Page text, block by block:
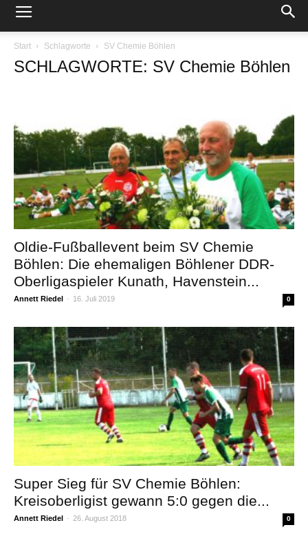
Start Schlagworte SV Chemie Böhlen
SCHLAGWORTE: SV Chemie Böhlen
Oldie-Fußballevent beim SV Chemie
Böhlen: Die ehemaligen Böhlener DDR-
Oberligaspieler Kunath, Havenstein...
Annett Riedel - 16. Juli 2019 0
Super Sieg für SV Chemie Böhlen:
Kreisoberligist gewann 5:0 gegen die...
Annett Riedel - 26. August 2018 0